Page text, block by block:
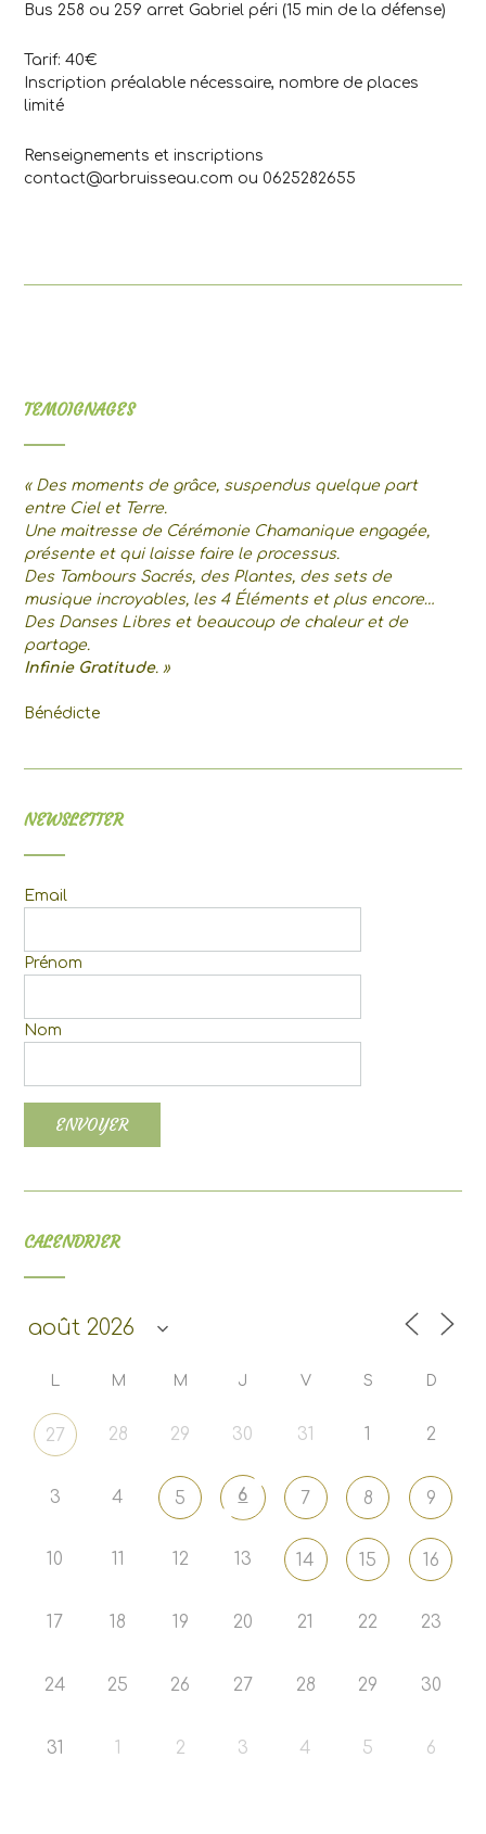
Bus 258 ou 259 arret Gabriel péri (15 min de la défense)
Tarif: 40€
Inscription préalable nécessaire, nombre de places
limité
Renseignements et inscriptions
contact@arbruisseau.com ou 0625282655
TEMOIGNAGES
« Des moments de grâce, suspendus quelque part
entre Ciel et Terre.
Une maitresse de Cérémonie Chamanique engagée,
présente et qui laisse faire le processus.
Des Tambours Sacrés, des Plantes, des sets de
musique incroyables, les 4 Éléments et plus encore…
Des Danses Libres et beaucoup de chaleur et de
partage.
Infinie Gratitude. »
Bénédicte
NEWSLETTER
Email
Prénom
Nom
CALENDRIER
L M M J V S D
27 28 29 30 31 1 2
3 4 5 6 7 8 9
10 12 13 14 15 16
17 18 19 20 21 22 23
24 25 26 27 28 29 30
31 1 2 3 4 5 6